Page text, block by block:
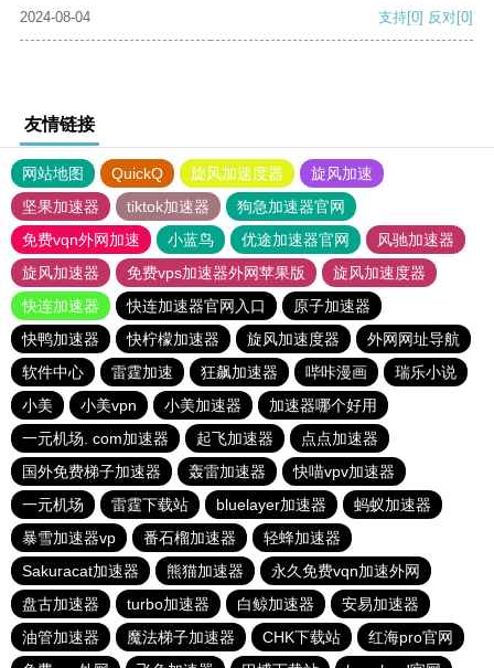
2024-08-04 支持[0] 反对[0]
友情链接
网站地图 QuickQ 旋风加速度器
旋风加速
坚果加速器
tiktok加速器
狗急加速器官网
免费vqn外网加速
小蓝鸟 优途加速器官网
风驰加速器
旋风加速器
免费vps加速器外网苹果版
旋风加速度器
快连加速器
快连加速器官网入口
原子加速器
快鸭加速器
快柠檬加速器 旋风加速度器
外网网址导航
软件中心
雷霆加速 狂飙加速器 哔咔漫画
瑞乐小说
小美
小美vpn 小美加速器
加速器哪个好用
一元机场. com加速器
起飞加速器
点点加速器
国外免费梯子加速器
轰雷加速器
快喵vpv加速器
一元机场
雷霆下载站 bluelayer加速器
蚂蚁加速器
暴雪加速器vp
番石榴加速器
轻蜂加速器
Sakuracat加速器
熊猫加速器
永久免费vqn加速外网
盘古加速器
turbo加速器 白鲸加速器
安易加速器
油管加速器
魔法梯子加速器 CHK下载站
红海pro官网